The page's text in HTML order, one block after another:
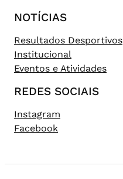
NOTÍCIAS
Resultados Desportivos
Institucional
Eventos e Atividades
REDES SOCIAIS
Instagram
Facebook